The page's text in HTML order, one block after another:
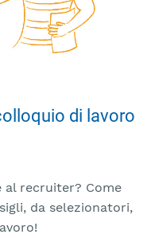
di lavoro
al recruiter? Come
da selezionatori,